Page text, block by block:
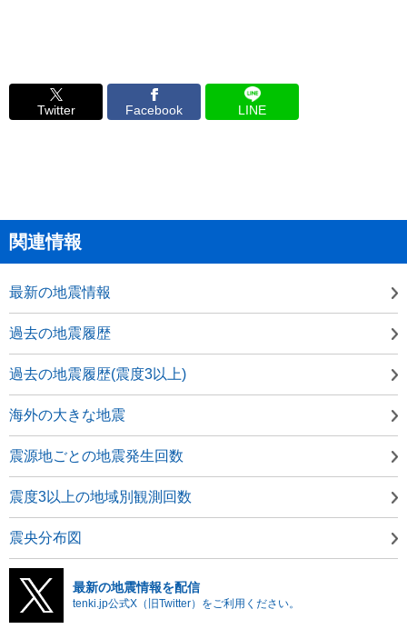
Twitter Facebook LINE
関連情報
最新の地震情報
過去の地震履歴
過去の地震履歴(震度3以上)
海外の大きな地震
震源地ごとの地震発生回数
震度3以上の地域別観測回数
震央分布図
最新の地震情報を配信
tenki.jp公式X（旧Twitter）をご利用ください。